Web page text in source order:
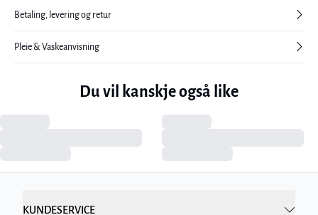
Betaling, levering og retur
Pleie & Vaskeanvisning
Du vil kanskje også like
KUNDESERVICE